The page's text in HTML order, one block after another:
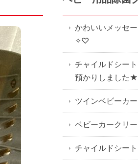
かわいいメッセ
✧♡
チャイルドシー
預かりしました★
ツインベビーカ
ベビーカークリ
チャイルドシー